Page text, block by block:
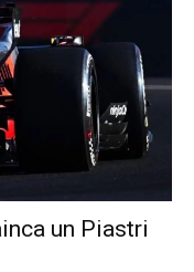
un Piastri